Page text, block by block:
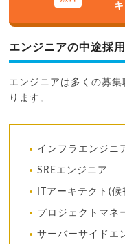
エンジニアの中途採
エンジニアは多くの募
ります。
インフラエンジニ
SREエンジニア
ITアーキテクト(候
プロジェクトマネ
サーバーサイドエ